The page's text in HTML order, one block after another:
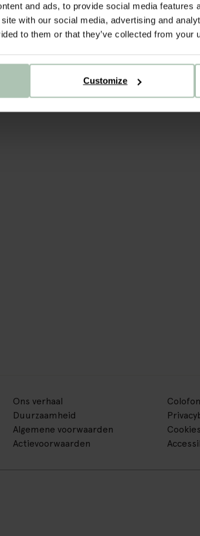
and ads, to provide social media features
with our social media, advertising and
to them or that they’ve collected from your
Customize
Ons verhaal
Duurzaamheid
Algemene voorwaarden
Actievoorwaarden
Colofon